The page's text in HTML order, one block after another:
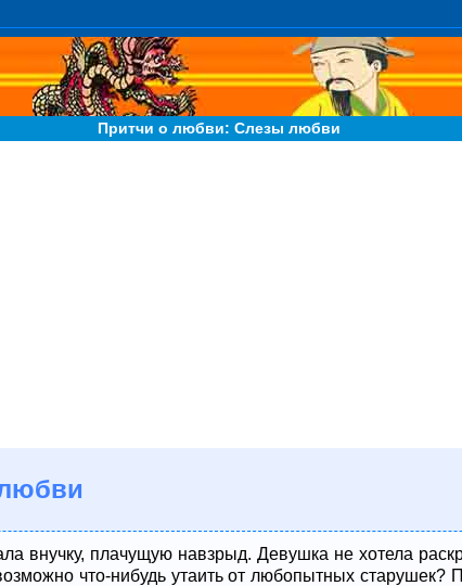
Притчи о любви: Слезы любви
внучку, плачущую навзрыд. Девушка не хотела
что-нибудь утаить от любопытных старушек?